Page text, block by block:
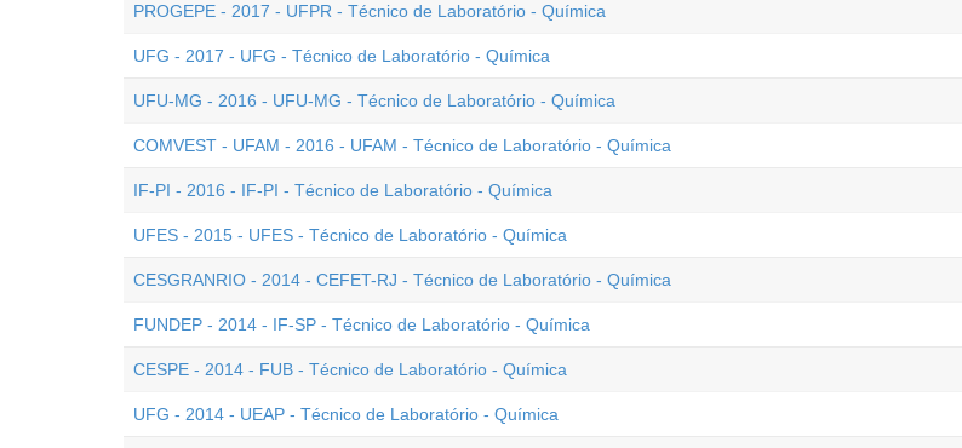
PROGEPE - 2017 - UFPR - Técnico de Laboratório - Química
UFG - 2017 - UFG - Técnico de Laboratório - Química
UFU-MG - 2016 - UFU-MG - Técnico de Laboratório - Química
COMVEST - UFAM - 2016 - UFAM - Técnico de Laboratório - Química
IF-PI - 2016 - IF-PI - Técnico de Laboratório - Química
UFES - 2015 - UFES - Técnico de Laboratório - Química
CESGRANRIO - 2014 - CEFET-RJ - Técnico de Laboratório - Química
FUNDEP - 2014 - IF-SP - Técnico de Laboratório - Química
CESPE - 2014 - FUB - Técnico de Laboratório - Química
UFG - 2014 - UEAP - Técnico de Laboratório - Química